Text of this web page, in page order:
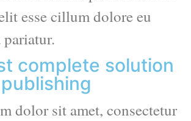
esse cillum dolore eu
complete solution
dolor sit amet, consectetur